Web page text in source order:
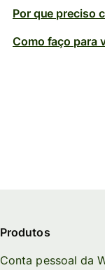
Por que preciso
Como faço para
Produtos
Conta pessoal da